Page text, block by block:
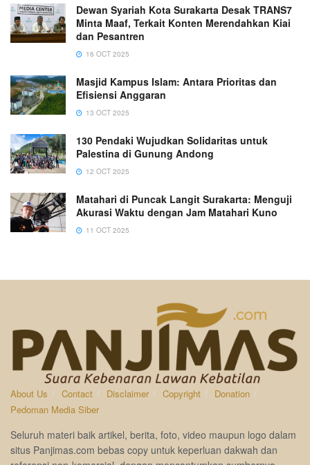
Dewan Syariah Kota Surakarta Desak TRANS7
Minta Maaf, Terkait Konten Merendahkan Kiai
dan Pesantren
16 OCT 2025
Masjid Kampus Islam: Antara Prioritas dan
Efisiensi Anggaran
13 OCT 2025
130 Pendaki Wujudkan Solidaritas untuk
Palestina di Gunung Andong
12 OCT 2025
Matahari di Puncak Langit Surakarta: Menguji
Akurasi Waktu dengan Jam Matahari Kuno
11 OCT 2025
About Us Contact Disclaimer Copyright
Donation
Pedoman Media Siber
Seluruh materi baik artikel, berita, foto, video maupun logo dalam
situs Panjimas.com bebas copy untuk keperluan dakwah dan